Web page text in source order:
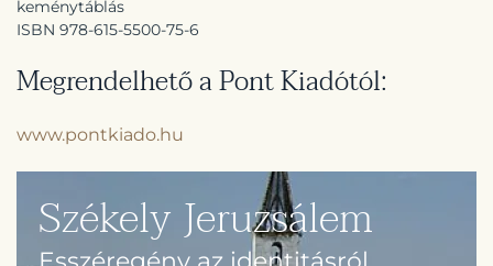
keménytáblás
ISBN 978-615-5500-75-6
Megrendelhető a Pont Kiadótól:
www.pontkiado.hu
Székely Jeruzsálem